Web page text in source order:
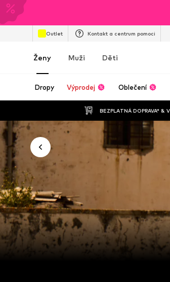
Outlet Kontakt a centrum pomoci
Ženy Muži Děti
Dropy Výprodej Oblečení
BEZPLATNÁ DOPRAVA* &